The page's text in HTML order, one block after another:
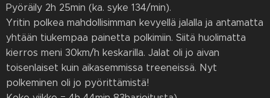
Pyöräily 2h 25min (ka. syke 134/min).
Yritin polkea mahdollisimman kevyellä jalalla ja antamatta
yhtään tiukempaa painetta polkimiin. Siitä huolimatta
kierros meni 30km/h keskarilla. Jalat oli jo aivan
toisenlaiset kuin aikasemmissa treeneissä. Nyt
polkeminen oli jo pyörittämistä!